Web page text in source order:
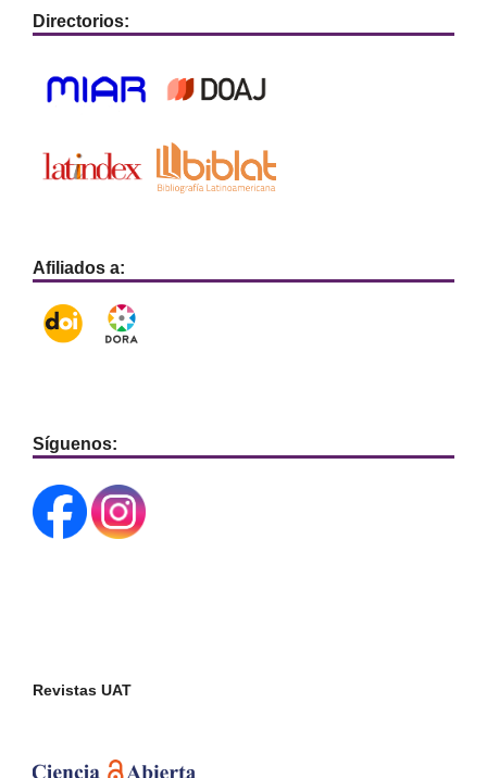
Directorios:
Afiliados a:
Síguenos:
Revistas UAT